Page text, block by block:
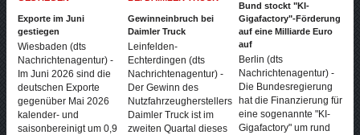
Exporte im Juni
gestiegen
Wiesbaden (dts
Nachrichtenagentur) -
Im Juni 2026 sind die
deutschen Exporte
gegenüber Mai 2026
kalender- und
saisonbereinigt um 0,9
Gewinneinbruch bei
Daimler Truck
Leinfelden-
Echterdingen (dts
Nachrichtenagentur) -
Der Gewinn des
Nutzfahrzeugherstellers
Daimler Truck ist im
zweiten Quartal dieses
Bund stockt "KI-
Gigafactory"-Förderung
auf eine Milliarde Euro
auf
Berlin (dts
Nachrichtenagentur) -
Die Bundesregierung
hat die Finanzierung für
eine sogenannte "KI-
Gigafactory" um rund